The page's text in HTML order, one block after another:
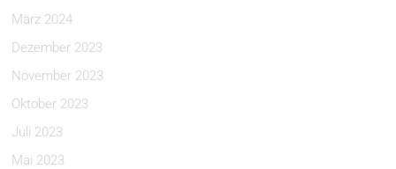
März 2024
Dezember 2023
November 2023
Oktober 2023
Juli 2023
Mai 2023